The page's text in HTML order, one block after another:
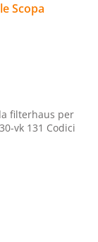
Scopa
filterhaus per
vk 131 Codici